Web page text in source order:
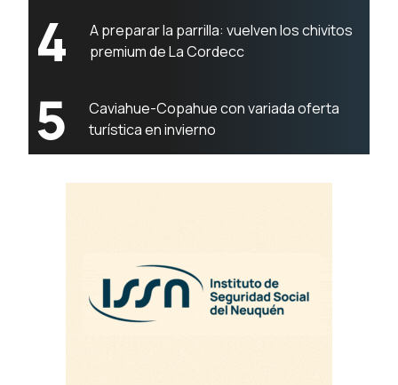
4
A preparar la parrilla: vuelven los chivitos
premium de La Cordecc
5
Caviahue-Copahue con variada oferta
turística en invierno